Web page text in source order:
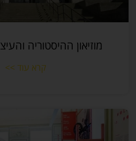
מוזיאון ההיסטוריה
קרא עוד >>